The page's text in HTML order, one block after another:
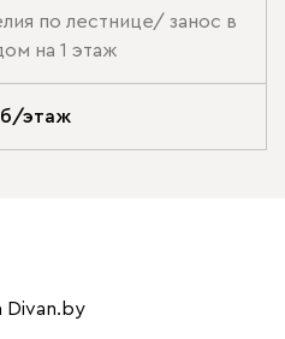
по лестнице/ занос в
на 1 этаж
этаж
Divan.by